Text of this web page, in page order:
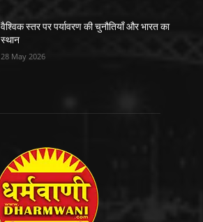
वैश्विक स्तर पर पर्यावरण की चुनौतियाँ और भारत का
स्थान
28 May 2026